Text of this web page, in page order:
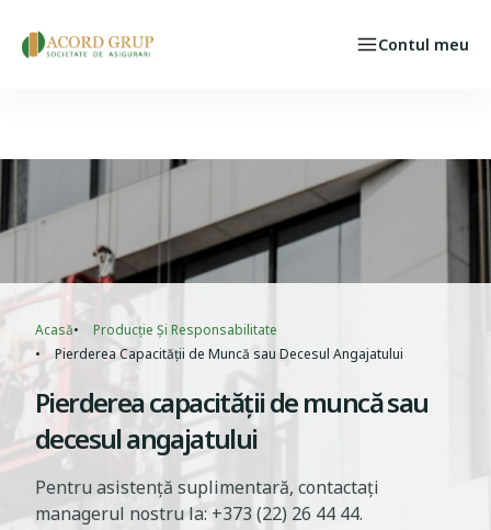
Contul meu
Breadcrumb
Acasă
Producție Și Responsabilitate
Pierderea Capacităţii de Muncă sau Decesul Angajatului
Pierderea capacităţii de muncă sau
decesul angajatului
Pentru asistenţă suplimentară, contactați
managerul nostru la: +373 (22) 26 44 44.